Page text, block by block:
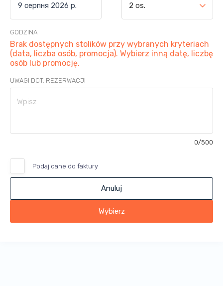
2 os.
GODZINA
Brak dostępnych stolików przy wybranych kryteriach
(data, liczba osób, promocja). Wybierz inną datę, liczbę
osób lub promocję.
UWAGI DOT. REZERWACJI
0/500
Podaj dane do faktury
Anuluj
Wybierz